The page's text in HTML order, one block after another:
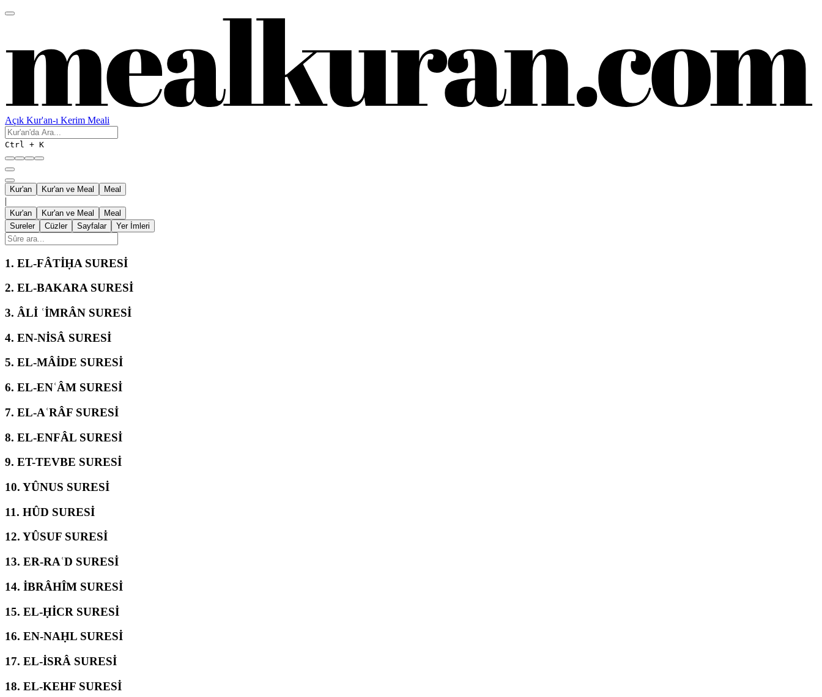
Açık Kur'an-ı Kerim Meali
Ctrl + K
Kur'an Kur'an ve Meal Meal
|
Kur'an Kur'an ve Meal
Meal
Sureler
Cüzler Sayfalar Yer İmleri
1. EL-FÂTİḤA SURESİ
2. EL-BAKARA SURESİ
3. ÂLİ ʿİMRÂN SURESİ
4. EN-NİSÂ SURESİ
5. EL-MÂİDE SURESİ
6. EL-ENʿÂM SURESİ
7. EL-AʿRÂF SURESİ
8. EL-ENFÂL SURESİ
9. ET-TEVBE SURESİ
10. YÛNUS SURESİ
11. HÛD SURESİ
12. YÛSUF SURESİ
13. ER-RAʿD SURESİ
14. İBRÂHÎM SURESİ
15. EL-ḤİCR SURESİ
16. EN-NAḤL SURESİ
17. EL-İSRÂ SURESİ
18. EL-KEHF SURESİ